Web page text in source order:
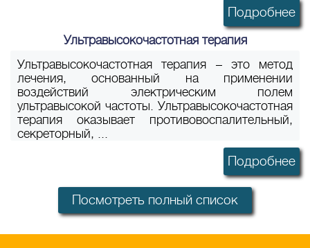
Подробнее
Ультравысокочастотная терапия
Ультравысокочастотная терапия – это метод
лечения, основанный на применении
воздействий электрическим полем
ультравысокой частоты. Ультравысокочастотная
терапия оказывает противовоспалительный,
секреторный, ...
Подробнее
Посмотреть полный список